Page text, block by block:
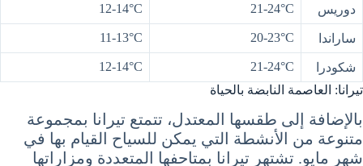
دوريس 21-24°C
12-14°C
ساراندا 20-23°C
11-13°C
شكودرا 21-24°C
12-14°C
تيرانا: العاصمة النابضة بالحياة
بالإضافة إلى طقسها المعتدل، تتمتع تيرانا بمجموعة
متنوعة من الأنشطة التي يمكن للسياح القيام بها في
شهر مايو. تشتهر تيرانا بمتاحفها المتعددة ومزاراتها